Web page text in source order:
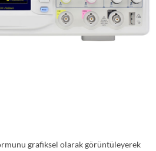
grafiksel olarak görüntüleyerek